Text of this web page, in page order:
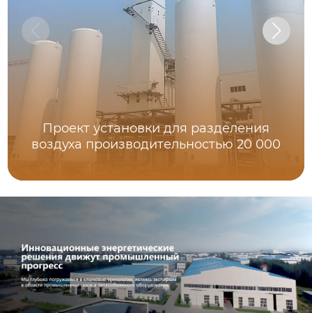
Проект установки для разделения
воздуха производительностью 20 000